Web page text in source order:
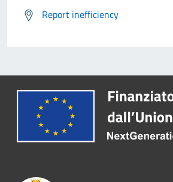
Report inefficiency